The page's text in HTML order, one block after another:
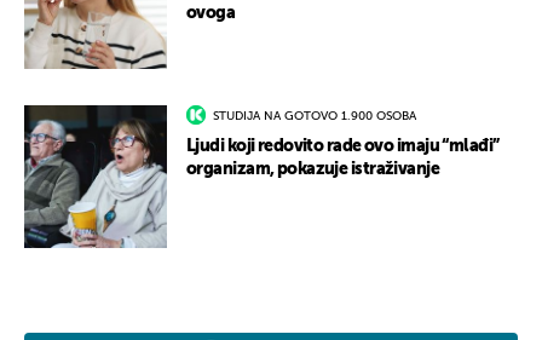
ovoga
STUDIJA NA GOTOVO 1.900 OSOBA
Ljudi koji redovito rade ovo imaju “mlađi”
organizam, pokazuje istraživanje